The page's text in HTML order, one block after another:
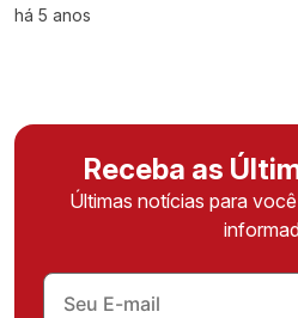
há 5 anos
Receba as
Últimas notícias para